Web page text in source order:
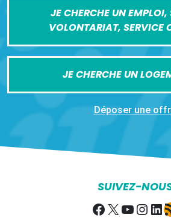
JE CHERCHE UN EMPLOI,
VOLONTARIAT, SERVICE
JE CHERCHE UN
Déposer une
SUIVEZ-
Facebook
X